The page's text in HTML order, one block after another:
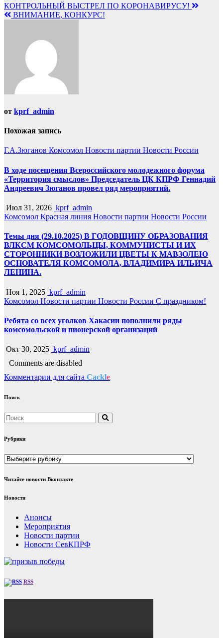
Навигация
по
КОНТРОЛЬНЫЙ ВЫСТРЕЛ ПО КОРОНАВИРУСУ!
ВНИМАНИЕ, КОНКУРС!
от kprf_admin
Похожая запись
Г.А.Зюганов Комсомол Новости партии Новости России
В ходе посещения Всероссийского молодежного форума
«Территория смыслов» Председатель ЦК КПРФ Геннадий
Андреевич Зюганов провел ряд мероприятий.
Июл 31, 2026 kprf_admin
Комсомол Красная линия Новости партии Новости России
Темы дня (29.10.2025) В ГОДОВЩИНУ ОБРАЗОВАНИЯ
ВЛКСМ КОМСОМОЛЬЦЫ, КОММУНИСТЫ И ИХ
СТОРОННИКИ ВОЗЛОЖИЛИ ЦВЕТЫ К МАВЗОЛЕЮ
ОСНОВАТЕЛЯ КОМСОМОЛА, ВЛАДИМИРА ИЛЬИЧА
ЛЕНИНА.
Ноя 1, 2025 kprf_admin
Комсомол Новости партии Новости России С праздником!
Ребята со всех уголков Хакасии пополнили ряды
комсомольской и пионерской организаций
Окт 30, 2025 kprf_admin
Comments are disabled
Комментарии для сайта Cackle
Поиск
Рубрики
Рубрики
Читайте новости Вконтакте
Новости
Анонсы
Мероприятия
Новости партии
Новости СевКПРФ
RSS